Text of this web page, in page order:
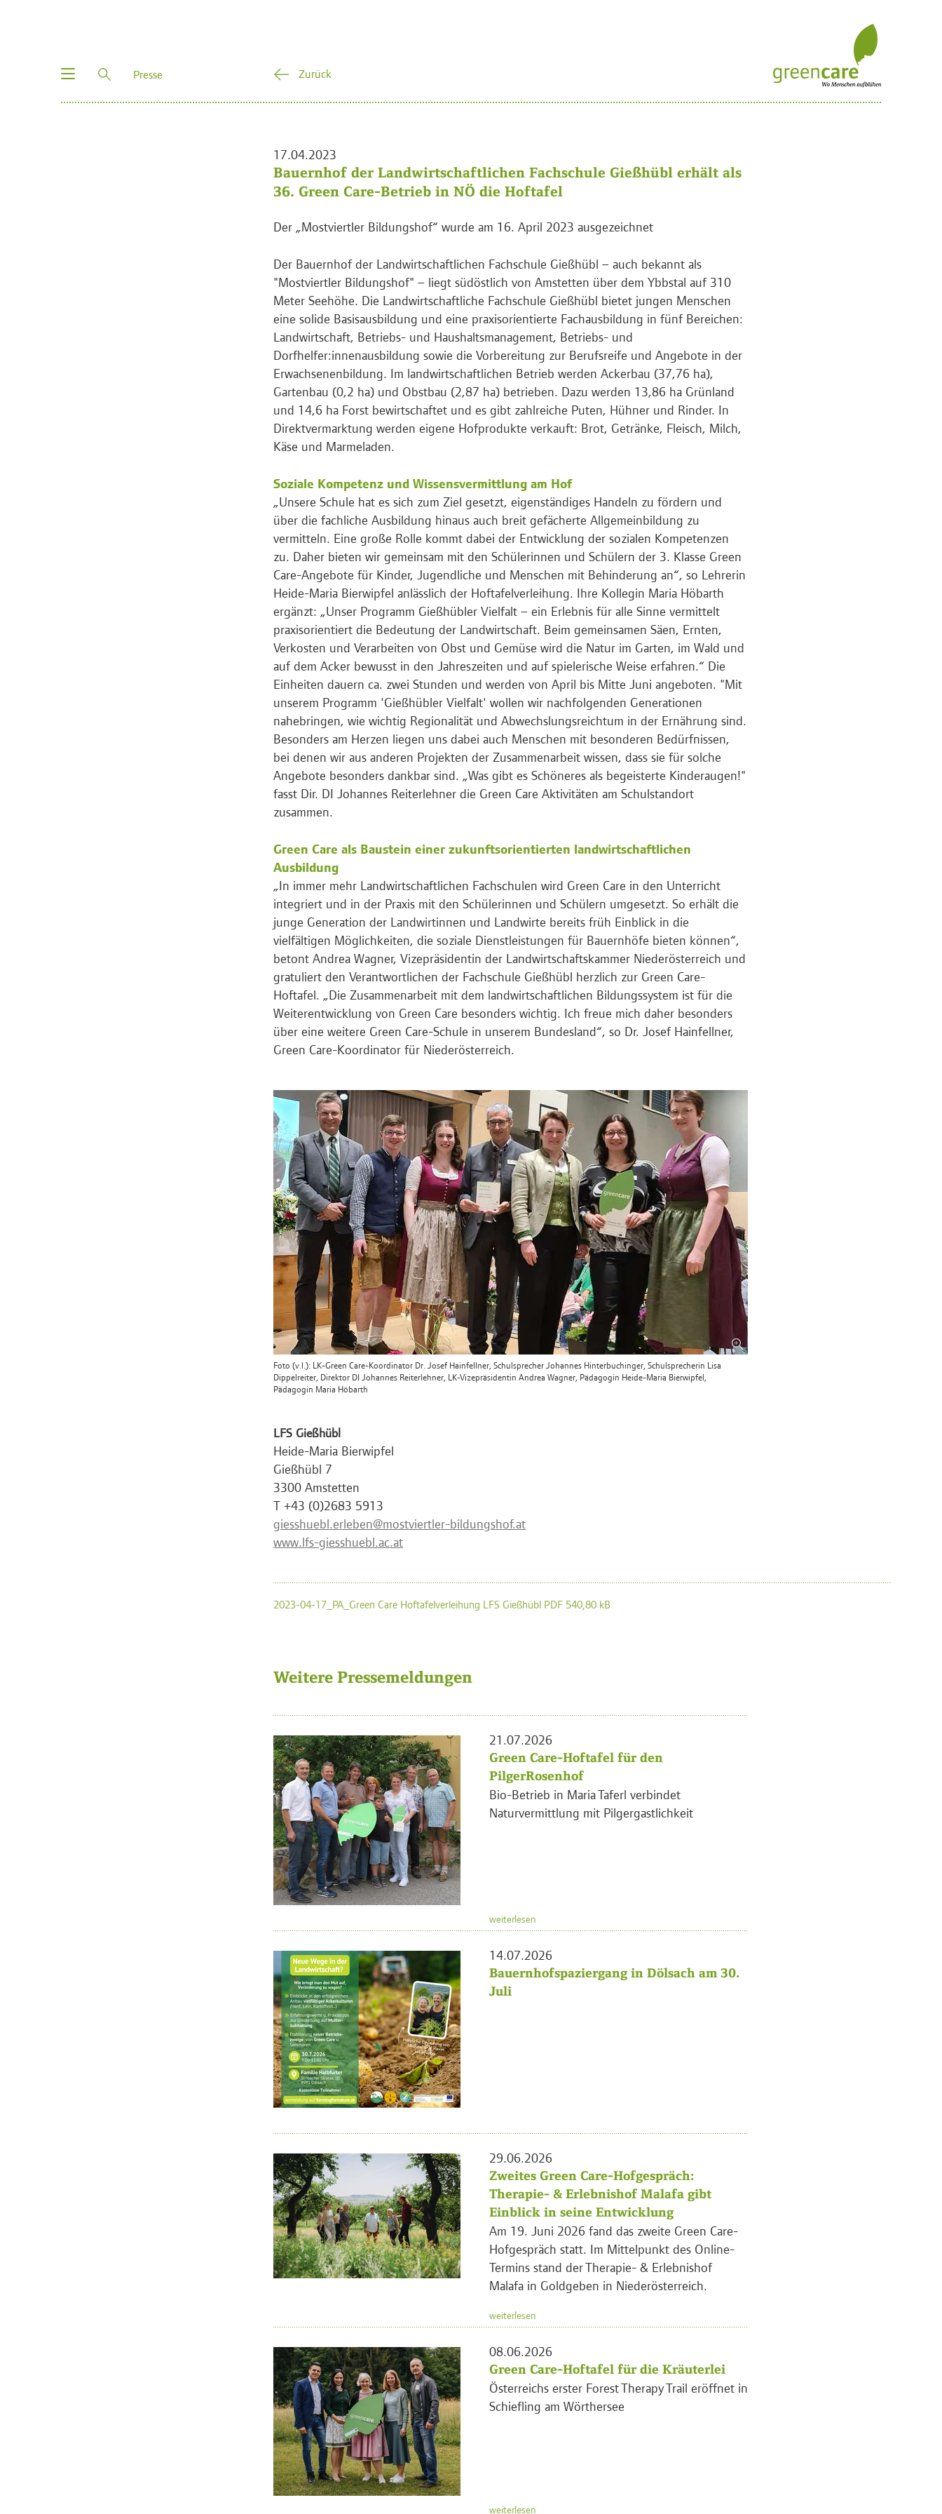
Toggle
Presse Zurück
17.04.2023
Bauernhof der Landwirtschaftlichen Fachschule Gießhübl erhält als
36. Green Care-Betrieb in NÖ die Hoftafel
Der „Mostviertler Bildungshof“ wurde am 16. April 2023 ausgezeichnet
Der Bauernhof der Landwirtschaftlichen Fachschule Gießhübl – auch bekannt als
"Mostviertler Bildungshof" – liegt südöstlich von Amstetten über dem Ybbstal auf 310
Meter Seehöhe. Die Landwirtschaftliche Fachschule Gießhübl bietet jungen Menschen
eine solide Basisausbildung und eine praxisorientierte Fachausbildung in fünf Bereichen:
Landwirtschaft, Betriebs- und Haushaltsmanagement, Betriebs- und
Dorfhelfer:innenausbildung sowie die Vorbereitung zur Berufsreife und Angebote in der
Erwachsenenbildung. Im landwirtschaftlichen Betrieb werden Ackerbau (37,76 ha),
Gartenbau (0,2 ha) und Obstbau (2,87 ha) betrieben. Dazu werden 13,86 ha Grünland
und 14,6 ha Forst bewirtschaftet und es gibt zahlreiche Puten, Hühner und Rinder. In
Direktvermarktung werden eigene Hofprodukte verkauft: Brot, Getränke, Fleisch, Milch,
Käse und Marmeladen.
Soziale Kompetenz und Wissensvermittlung am Hof
„Unsere Schule hat es sich zum Ziel gesetzt, eigenständiges Handeln zu fördern und
über die fachliche Ausbildung hinaus auch breit gefächerte Allgemeinbildung zu
vermitteln. Eine große Rolle kommt dabei der Entwicklung der sozialen Kompetenzen
zu. Daher bieten wir gemeinsam mit den Schülerinnen und Schülern der 3. Klasse Green
Care-Angebote für Kinder, Jugendliche und Menschen mit Behinderung an“, so Lehrerin
Heide-Maria Bierwipfel anlässlich der Hoftafelverleihung. Ihre Kollegin Maria Höbarth
ergänzt: „Unser Programm Gießhübler Vielfalt – ein Erlebnis für alle Sinne vermittelt
praxisorientiert die Bedeutung der Landwirtschaft. Beim gemeinsamen Säen, Ernten,
Verkosten und Verarbeiten von Obst und Gemüse wird die Natur im Garten, im Wald und
auf dem Acker bewusst in den Jahreszeiten und auf spielerische Weise erfahren.“ Die
Einheiten dauern ca. zwei Stunden und werden von April bis Mitte Juni angeboten. "Mit
unserem Programm 'Gießhübler Vielfalt' wollen wir nachfolgenden Generationen
nahebringen, wie wichtig Regionalität und Abwechslungsreichtum in der Ernährung sind.
Besonders am Herzen liegen uns dabei auch Menschen mit besonderen Bedürfnissen,
bei denen wir aus anderen Projekten der Zusammenarbeit wissen, dass sie für solche
Angebote besonders dankbar sind. „Was gibt es Schöneres als begeisterte Kinderaugen!"
fasst Dir. DI Johannes Reiterlehner die Green Care Aktivitäten am Schulstandort
zusammen.
Green Care als Baustein einer zukunftsorientierten landwirtschaftlichen
Ausbildung
„In immer mehr Landwirtschaftlichen Fachschulen wird Green Care in den Unterricht
integriert und in der Praxis mit den Schülerinnen und Schülern umgesetzt. So erhält die
junge Generation der Landwirtinnen und Landwirte bereits früh Einblick in die
vielfältigen Möglichkeiten, die soziale Dienstleistungen für Bauernhöfe bieten können“,
betont Andrea Wagner, Vizepräsidentin der Landwirtschaftskammer Niederösterreich und
gratuliert den Verantwortlichen der Fachschule Gießhübl herzlich zur Green Care-
Hoftafel. „Die Zusammenarbeit mit dem landwirtschaftlichen Bildungssystem ist für die
Weiterentwicklung von Green Care besonders wichtig. Ich freue mich daher besonders
über eine weitere Green Care-Schule in unserem Bundesland“, so Dr. Josef Hainfellner,
Green Care-Koordinator für Niederösterreich.
Foto (v.l.): LK-Green Care-Koordinator Dr. Josef Hainfellner, Schulsprecher Johannes Hinterbuchinger, Schulsprecherin Lisa
Dippelreiter, Direktor DI Johannes Reiterlehner, LK-Vizepräsidentin Andrea Wagner, Pädagogin Heide-Maria Bierwipfel,
Pädagogin Maria Höbarth
LFS Gießhübl
Heide-Maria Bierwipfel
Gießhübl 7
3300 Amstetten
T +43 (0)2683 5913
giesshuebl.erleben@mostviertler-bildungshof.at
www.lfs-giesshuebl.ac.at
2023-04-17_PA_Green Care Hoftafelverleihung LFS Gießhübl PDF 540,80 kB
Weitere Pressemeldungen
21.07.2026
Green Care-Hoftafel für den
PilgerRosenhof
Bio-Betrieb in Maria Taferl verbindet
Naturvermittlung mit Pilgergastlichkeit
weiterlesen
14.07.2026
Bauernhofspaziergang in Dölsach am 30.
Juli
29.06.2026
Zweites Green Care-Hofgespräch:
Therapie- & Erlebnishof Malafa gibt
Einblick in seine Entwicklung
Am 19. Juni 2026 fand das zweite Green Care-
Hofgespräch statt. Im Mittelpunkt des Online-
Termins stand der Therapie- & Erlebnishof
Malafa in Goldgeben in Niederösterreich.
weiterlesen
08.06.2026
Green Care-Hoftafel für die Kräuterlei
Österreichs erster Forest Therapy Trail eröffnet in
Schiefling am Wörthersee
weiterlesen